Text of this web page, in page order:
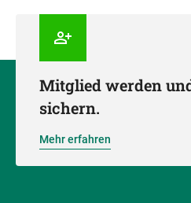
Mitglied werden
sichern.
Mehr erfahren